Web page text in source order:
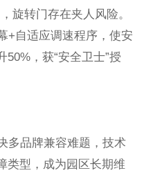
旋转门存在夹人风险。
+自适应调速程序，使安
，获“安全卫士”授
多品牌兼容难题，技术
类型，成为园区长期维